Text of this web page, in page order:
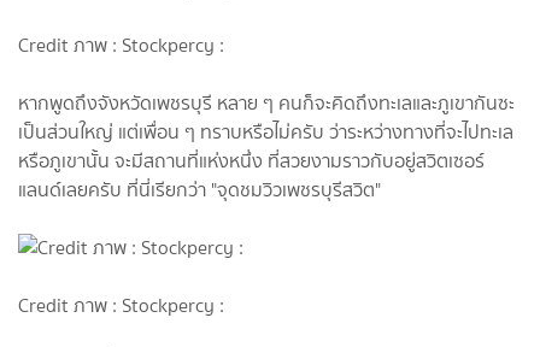
Credit ภาพ : Stockpercy :
หากพูดถึงจังหวัดเพชรบุรี หลาย ๆ คนก็จะคิดถึงทะเลและภูเขากันซะ
เป็นส่วนใหญ่ แต่เพื่อน ๆ ทราบหรือไม่ครับ ว่าระหว่างทางที่จะไปทะเล
หรือภูเขานั้น จะมีสถานที่แห่งหนึ่ง ที่สวยงามราวกับอยู่สวิตเซอร์
แลนด์เลยครับ ที่นี่เรียกว่า "จุดชมวิวเพชรบุรีสวิต"
Credit ภาพ : Stockpercy :